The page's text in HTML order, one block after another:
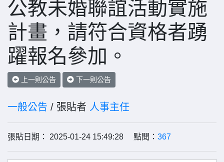
公教未婚聯誼活動實施
計畫，請符合資格者踴
躍報名參加。
上一則公告 下一則公告
一般公告 / 張貼者 人事主任
張貼日期： 2025-01-24 15:49:28 點閱： 367